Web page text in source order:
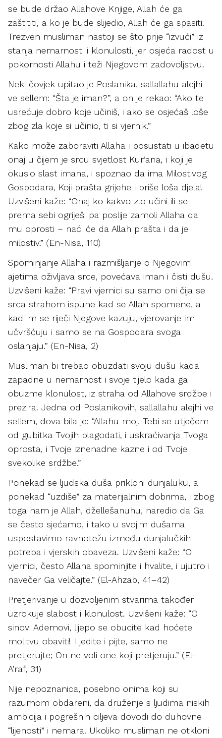
se bude držao Allahove Knjige, Allah će ga
zaštititi, a ko je bude slijedio, Allah će ga spasiti.
Trezven musliman nastoji se što prije “izvući” iz
stanja nemarnosti i klonulosti, jer osjeća radost u
pokornosti Allahu i teži Njegovom zadovoljstvu.
Neki čovjek upitao je Poslanika, sallallahu alejhi
ve sellem: “Šta je iman?”, a on je rekao: “Ako te
usrećuje dobro koje učiniš, i ako se osjećaš loše
zbog zla koje si učinio, ti si vjernik.”
Kako može zaboraviti Allaha i posustati u ibadetu
onaj u čijem je srcu svjetlost Kur’ana, i koji je
okusio slast imana, i spoznao da ima Milostivog
Gospodara, Koji prašta grijehe i briše loša djela!
Uzvišeni kaže: “Onaj ko kakvo zlo učini ili se
prema sebi ogriješi pa poslije zamoli Allaha da
mu oprosti – naći će da Allah prašta i da je
milostiv.” (En-Nisa, 110)
Spominjanje Allaha i razmišljanje o Njegovim
ajetima oživljava srce, povećava iman i čisti dušu.
Uzvišeni kaže: “Pravi vjernici su samo oni čija se
srca strahom ispune kad se Allah spomene, a
kad im se riječi Njegove kazuju, vjerovanje im
učvršćuju i samo se na Gospodara svoga
oslanjaju.” (En-Nisa, 2)
Musliman bi trebao obuzdati svoju dušu kada
zapadne u nemarnost i svoje tijelo kada ga
obuzme klonulost, iz straha od Allahove srdžbe i
prezira. Jedna od Poslanikovih, sallallahu alejhi ve
sellem, dova bila je: “Allahu moj, Tebi se utječem
od gubitka Tvojih blagodati, i uskraćivanja Tvoga
oprosta, i Tvoje iznenadne kazne i od Tvoje
svekolike srdžbe.”
Ponekad se ljudska duša prikloni dunjaluku, a
ponekad “uzdiše” za materijalnim dobrima, i zbog
toga nam je Allah, džellešanuhu, naredio da Ga
se često sjećamo, i tako u svojim dušama
uspostavimo ravnotežu između dunjalučkih
potreba i vjerskih obaveza. Uzvišeni kaže: “O
vjernici, često Allaha spominjite i hvalite, i ujutro i
navečer Ga veličajte.” (El-Ahzab, 41–42)
Pretjerivanje u dozvoljenim stvarima također
uzrokuje slabost i klonulost. Uzvišeni kaže: “O
sinovi Ademovi, lijepo se obucite kad hoćete
molitvu obaviti! I jedite i pijte, samo ne
pretjerujte; On ne voli one koji pretjeruju.” (El-
A’raf, 31)
Nije nepoznanica, posebno onima koji su
razumom obdareni, da druženje s ljudima niskih
ambicija i pogrešnih ciljeva dovodi do duhovne
“lijenosti” i nemara. Ukoliko musliman ne otkloni